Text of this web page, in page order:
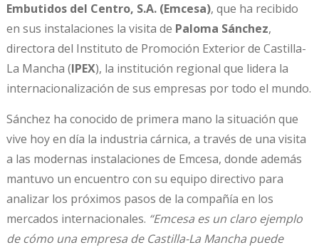
Embutidos del Centro, S.A. (Emcesa), que ha recibido
en sus instalaciones la visita de Paloma Sánchez,
directora del Instituto de Promoción Exterior de Castilla-
La Mancha (IPEX), la institución regional que lidera la
internacionalización de sus empresas por todo el mundo.
Sánchez ha conocido de primera mano la situación que
vive hoy en día la industria cárnica, a través de una visita
a las modernas instalaciones de Emcesa, donde además
mantuvo un encuentro con su equipo directivo para
analizar los próximos pasos de la compañía en los
mercados internacionales. “Emcesa es un claro ejemplo
de cómo una empresa de Castilla-La Mancha puede